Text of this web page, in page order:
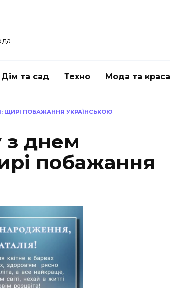
Дім та сад Техно Мода та краса
ЩИРІ ПОБАЖАННЯ УКРАЇНСЬКОЮ
з днем
побажання